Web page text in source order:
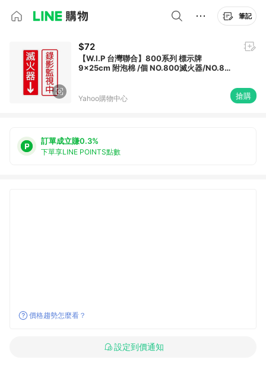
筆記
$72
【W.I.P 台灣聯合】800系列 標示牌
9x25cm 附泡棉 /個 NO.800滅火器/NO.801
Yahoo購物中心 搶購
訂單成立賺0.3%
下單享LINE POINTS點數
價格趨勢怎麼看？
設定到價通知